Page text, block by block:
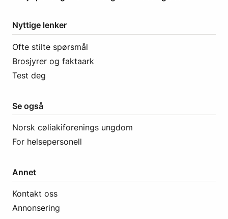
Nyttige lenker
Ofte stilte spørsmål
Brosjyrer og faktaark
Test deg
Se også
Norsk cøliakiforenings ungdom
For helsepersonell
Annet
Kontakt oss
Annonsering